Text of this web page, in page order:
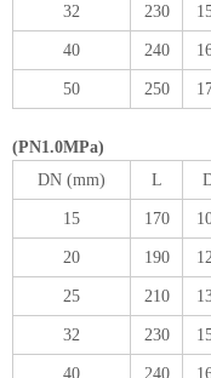
32 230
40 240
50 250
(PN1.0MPa)
DN (mm)
L
15 170
20 190
25 210
32 230
40 240